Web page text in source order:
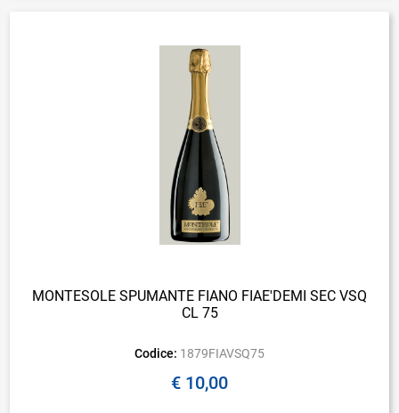
MONTESOLE SPUMANTE FIANO FIAE'DEMI SEC VSQ
CL 75
Codice: 1879FIAVSQ75
€ 10,00